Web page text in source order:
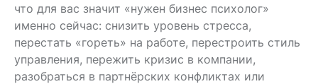
что для вас значит «нужен бизнес психолог»
именно сейчас: снизить уровень стресса,
перестать «гореть» на работе, перестроить стиль
управления, пережить кризис в компании,
разобраться в партнёрских конфликтах или